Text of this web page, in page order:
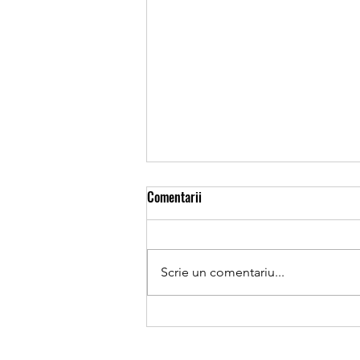
#411 Unde e limita dintre relaxare
exces? Cred că mulți părinți își
Comentarii
Scrie un comentariu...